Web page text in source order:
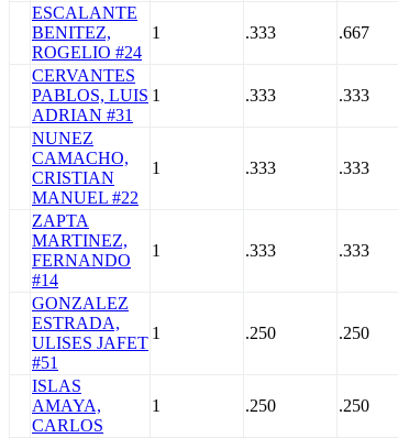
ESCALANTE
BENITEZ,
ROGELIO #24
1 .333 .667
CERVANTES
PABLOS, LUIS
ADRIAN #31
1 .333 .333
NUNEZ
CAMACHO,
CRISTIAN
MANUEL #22
1 .333 .333
ZAPTA
MARTINEZ,
FERNANDO
#14
1 .333 .333
GONZALEZ
ESTRADA,
ULISES JAFET
#51
1 .250 .250
ISLAS
AMAYA,
CARLOS
1 .250 .250